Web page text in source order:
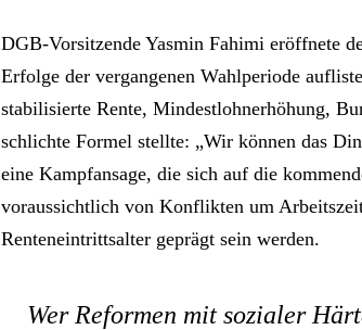
DGB-Vorsitzende Yasmin Fahimi eröffnete
Erfolge der vergangenen Wahlperiode
stabilisierte Rente, Mindestlohnerhöhung,
schlichte Formel stellte: „Wir können das
eine Kampfansage, die sich auf die
voraussichtlich von Konflikten um
Renteneintrittsalter geprägt sein werden.
Wer Reformen mit sozialer